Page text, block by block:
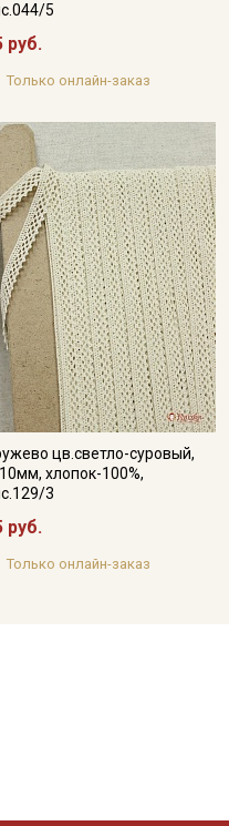
5
руб.
Только онлайн-заказ
цв.светло-суровый,
хлопок-100%,
3
руб.
Только онлайн-заказ